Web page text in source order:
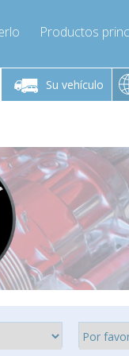
Productos
Su vehículo
9:00 a
16:00
De lunes a